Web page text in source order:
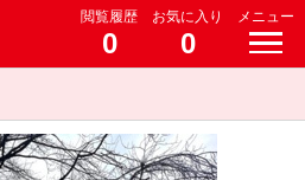
閲覧履歴
0
お気に入り
0
メニュー